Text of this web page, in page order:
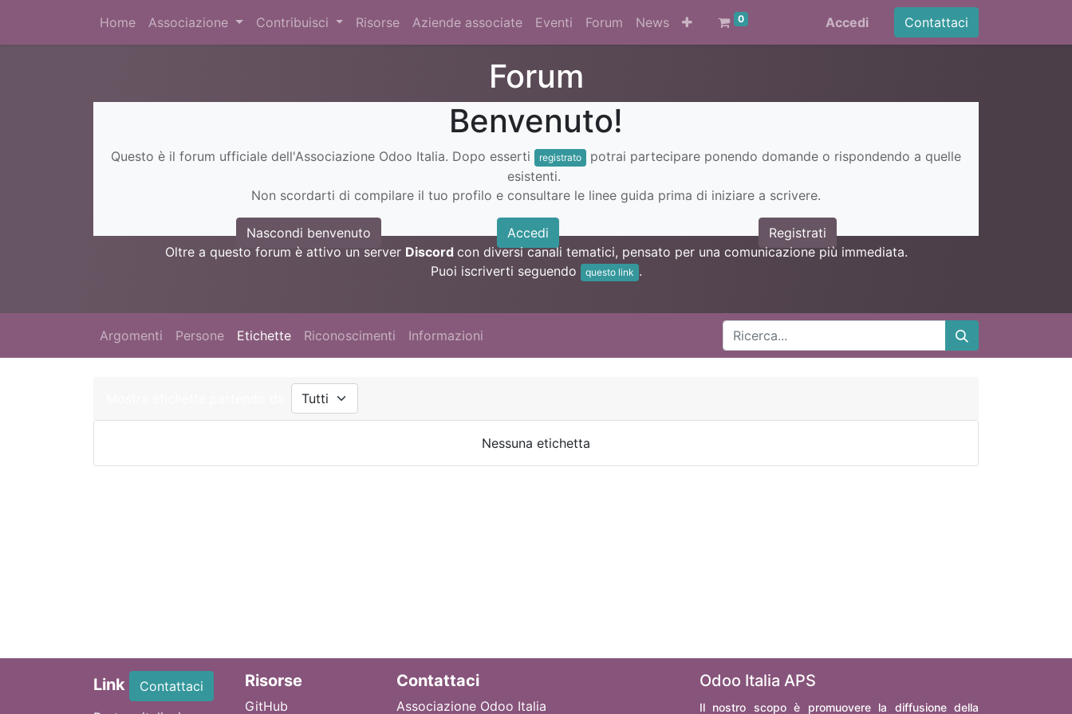
Home Associazione Contribuisci Risorse Aziende associate Eventi Forum News 0 Accedi Contattaci
Forum
Benvenuto!
Questo è il forum ufficiale dell'Associazione Odoo Italia. Dopo esserti registrato
potrai partecipare ponendo domande o rispondendo a quelle
esistenti.
Non scordarti di compilare il tuo profilo e consultare le linee guida prima di iniziare a scrivere.
Nascondi benvenuto Accedi
Registrati
Oltre a questo forum è attivo un server Discord con diversi canali tematici, pensato per una comunicazione più immediata.
Puoi iscriverti seguendo
questo link .
Argomenti Persone Etichette Riconoscimenti Informazioni
Nessuna etichetta
Link
Contattaci
Risorse
GitHub
Contattaci
Associazione Odoo Italia
Odoo Italia APS
Il nostro scopo è promuovere la diffusione della